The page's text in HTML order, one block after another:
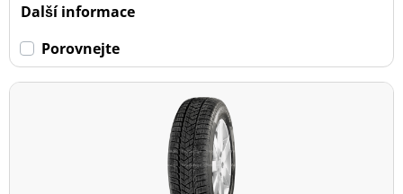
Další informace
Porovnejte